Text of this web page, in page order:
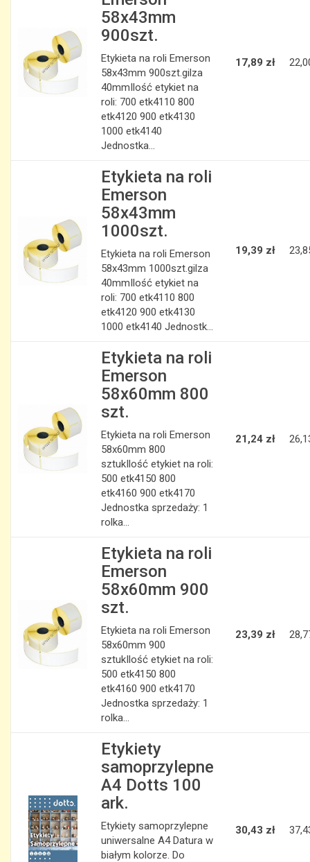
58x43mm
900szt.
Etykieta na roli Emerson
58x43mm 900szt.gilza
40mmIlość etykiet na
roli: 700 etk4110 800
etk4120 900 etk4130
1000 etk4140
Jednostka...
17,89 zł
Etykieta na roli
Emerson
58x43mm
1000szt.
Etykieta na roli Emerson
58x43mm 1000szt.gilza
40mmIlość etykiet na
roli: 700 etk4110 800
etk4120 900 etk4130
1000 etk4140 Jednostk...
19,39 zł
Etykieta na roli
Emerson
58x60mm 800
szt.
Etykieta na roli Emerson
58x60mm 800
sztukIlość etykiet na roli:
500 etk4150 800
etk4160 900 etk4170
Jednostka sprzedaży: 1
rolka...
21,24 zł
Etykieta na roli
Emerson
58x60mm 900
szt.
Etykieta na roli Emerson
58x60mm 900
sztukIlość etykiet na roli:
500 etk4150 800
etk4160 900 etk4170
Jednostka sprzedaży: 1
rolka...
23,39 zł
Etykiety
samoprzylepne
A4 Dotts 100
ark.
Etykiety samoprzylepne
uniwersalne A4 Datura w
białym kolorze. Do
30,43 zł